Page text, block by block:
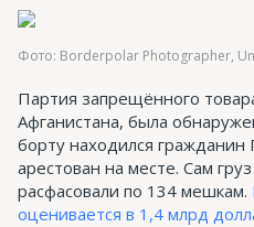
Фото: Borderpolar Photographer,
Партия запрещённого
Афганистана, была
борту находился гражданин
арестован на месте. Сам
расфасовали по 134 мешкам.
оценивается в 1,4 млрд